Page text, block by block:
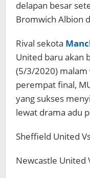
delapan besar
Bromwich Albion
Rival sekota
United baru akan
(5/3/2020) malam
perempat final,
yang sukses
lewat drama adu
Sheffield United
Newcastle United